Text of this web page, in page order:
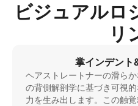
ビジュアルロ
リ
掌インデント
ヘアストレートナーの滑ら
の背側解剖学に基づき可視
力を生み出します。この触